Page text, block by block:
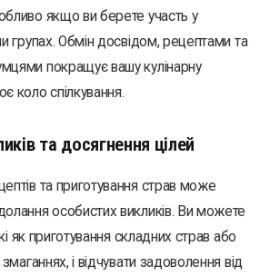
якщо ви берете участь у
групах. Обмін досвідом, рецептами та
покращує вашу кулінарну
коло спілкування.
та досягнення цілей
та приготування страв може
особистих викликів. Ви можете
як приготування складних страв або
і відчувати задоволення від